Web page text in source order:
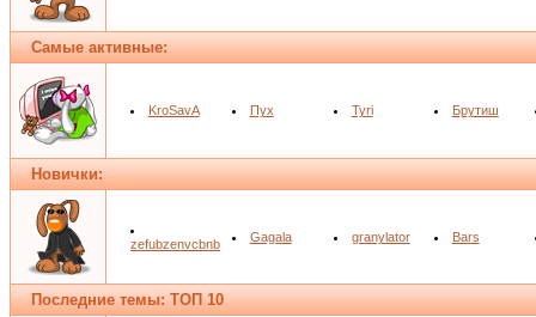
Самые активные:
KroSavA Пух Tyri Брутиш
Новички:
zefubzenvcbnb Gagala granylator Bars
Последние темы: ТОП 10